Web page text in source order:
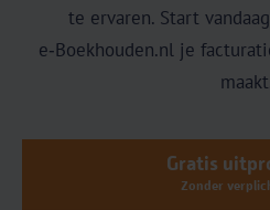
te ervaren. Start
e‑Boekhouden.nl je
Gratis
Zonder